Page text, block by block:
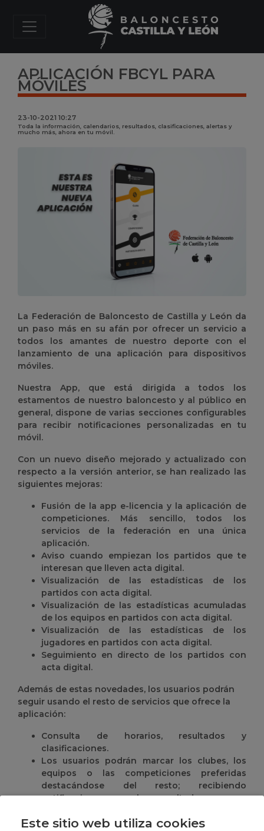
APLICACIÓN FBCYL PARA
MÓVILES
23-10-2021 10:27
Toda la información, calendarios, resultados, clasificaciones, alertas y
mucho más, ahora en tu móvil.
La Federación de Baloncesto de Castilla y León da
un paso más en su afán por ofrecer un servicio a
todos los amantes de nuestro deporte con el
lanzamiento de una aplicación para dispositivos
móviles.
Nuestra App, que está dirigida a todos los
estamentos de nuestro baloncesto y al público en
general, dispone de varias secciones configurables
para recibir notificaciones personalizadas en tu
móvil.
Con un nuevo diseño mejorado y actualizado con
respecto a la versión anterior, se han realizado las
siguientes mejoras:
Fusión de la app e-licencia y la aplicación de
competiciones. Más sencillo, todos los
servicios de la federación en una única
aplicación.
Aviso cuando empiezan los partidos que te
interesan que lleven acta digital.
Visualización de las estadísticas de los
partidos con acta digital.
Visualización de las estadísticas acumuladas
de los equipos en partidos con acta digital.
Visualización de las estadísticas de los
jugadores en partidos con acta digital.
Seguimiento en directo de los partidos con
acta digital.
Además de estas novedades, los usuarios podrán
seguir usando el resto de servicios que ofrece la
aplicación:
Consulta de horarios, resultados y
clasificaciones.
Los usuarios podrán marcar los clubes, los
equipos o las competiciones preferidas
destacándose del resto; recibiendo
notificaciones con los resultados que se
pronto como se disponga de ellos,
Este sitio web utiliza cookies